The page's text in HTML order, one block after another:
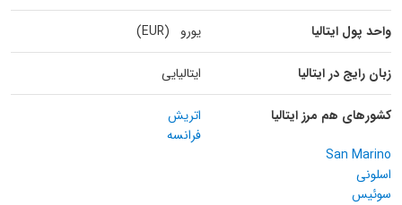
واحد پول ایتالیا یورو (EUR)
زبان رایج در ایتالیا ایتالیایی
کشورهای هم مرز ایتالیا
اتریش
فرانسه
San Marino
اسلونی
سوئیس